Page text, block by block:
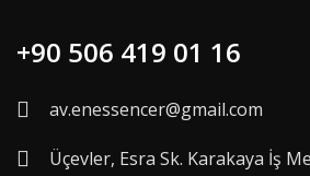
+90 506 419 01 16
av.enessencer@gmail.com
Üçevler, Esra Sk. Karakaya İş